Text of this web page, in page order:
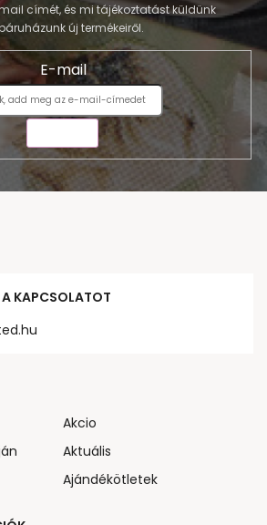
címét, és mi tájékoztatást küldünk
új termékeiről.
E-mail
A KAPCSOLATOT
Akcio
Aktuális
Ajándékötletek